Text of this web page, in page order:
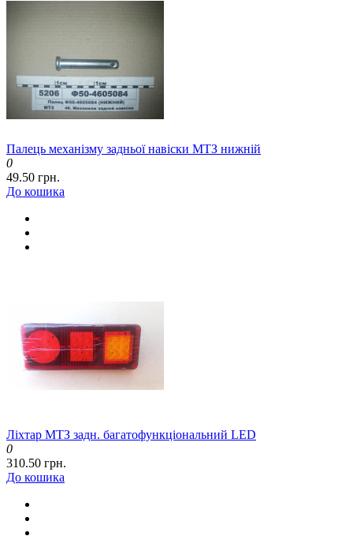
Палець механізму задньої навіски МТЗ нижній
0
49.50 грн.
До кошика
Ліхтар МТЗ задн. багатофункціональний LED
0
310.50 грн.
До кошика